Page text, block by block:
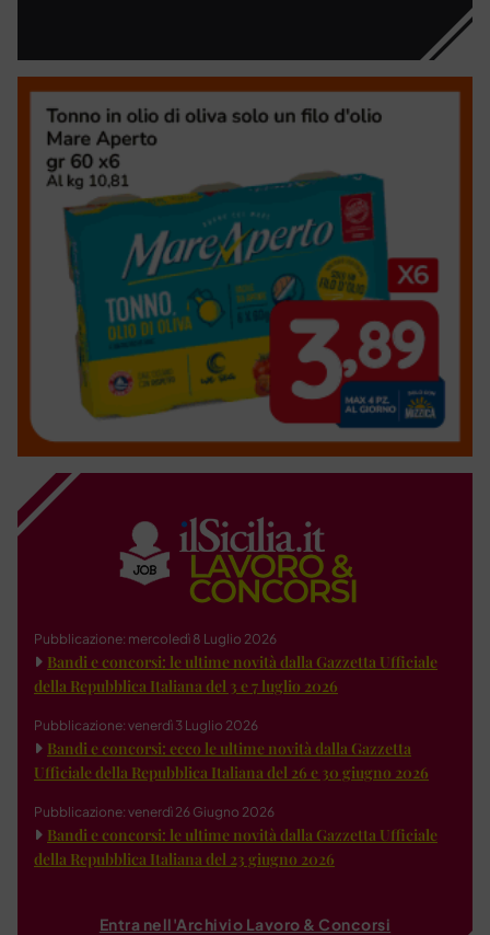
Pubblicazione: mercoledì 8 Luglio 2026
Bandi e concorsi: le ultime novità dalla Gazzetta Ufficiale
della Repubblica Italiana del 3 e 7 luglio 2026
Pubblicazione: venerdì 3 Luglio 2026
Bandi e concorsi: ecco le ultime novità dalla Gazzetta
Ufficiale della Repubblica Italiana del 26 e 30 giugno 2026
Pubblicazione: venerdì 26 Giugno 2026
Bandi e concorsi: le ultime novità dalla Gazzetta Ufficiale
della Repubblica Italiana del 23 giugno 2026
Entra nell'Archivio Lavoro & Concorsi